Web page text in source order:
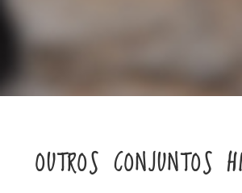
OUTROS CONJUNTOS